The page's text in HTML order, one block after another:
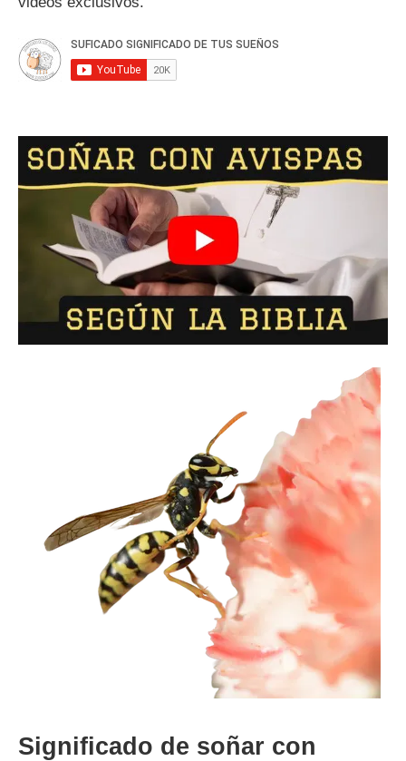
Significado de soñar con